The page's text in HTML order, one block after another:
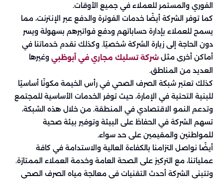
الفوري والمستمر للعملاء في جميع الأوقات.
كما توفر الشركة أيضًا خدمات الفوترة والدفع عبر الإنترنت، مما
يسمح للعملاء بإدارة حساباتهم ودفع فواتيرهم بسهولة ويسر
دون الحاجة إلى زيارة الشركة شخصيًا. وكذلك نقدم خدماتنا في
أماكن أخرى مثل شركة تسليك مجاري في أبوظبي وغيرها
العديد من المناطق.
كذلك تعتبر شبكة الصرف الصحي في رأس الخيمة مكونًا أساسيًا
للبنية التحتية في الإمارة، حيث توفر الخدمات الأساسية للمجتمع
وتدعم النمو الاقتصادي في المنطقة. من خلال هذه الشبكة،
تسهم الشركة في الحفاظ على البيئة وتوفير بيئة صحية
للمواطنين والمقيمين على حد سواء.
أيضًا نواصل التزامنا بالكفاءة العالية والاستدامة في كافة
عملياتنا، مع التركيز على الصحة العامة وخدمة العملاء الممتازة.
وتتبنى الشركة أحدث التقنيات في معالجة مياه الصرف الصحي